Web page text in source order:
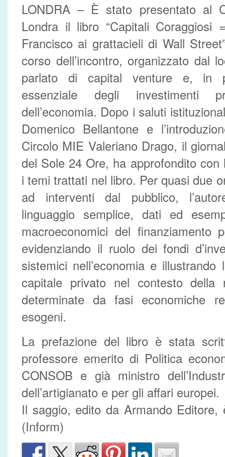
LONDRA – È stato presentato al
Londra il libro “Capitali
Francisco ai grattacieli di Wall
corso dell’incontro, organizzato dal
parlato di capital venture e, in
essenziale degli investimenti
dell’economia. Dopo i saluti
Domenico Bellantone e
Circolo MIE Valeriano Drago, il
del Sole 24 Ore, ha approfondito con
i temi trattati nel libro. Per quasi due
ad interventi dal pubblico,
linguaggio semplice, dati ed
macroeconomici del finanziamento
evidenziando il ruolo dei fondi
sistemici nell’economia e
capitale privato nel contesto della
determinate da fasi economiche
esogeni.
La prefazione del libro è stata
professore emerito di Politica
CONSOB e già ministro
dell’artigianato e per gli affari europei.
Il saggio, edito da Armando Editore,
(Inform)